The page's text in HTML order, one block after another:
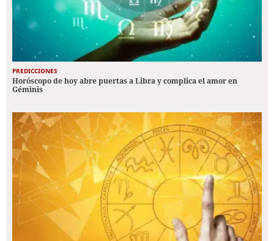
PREDICCIONES
Horóscopo de hoy abre puertas a Libra y complica el amor en
Géminis